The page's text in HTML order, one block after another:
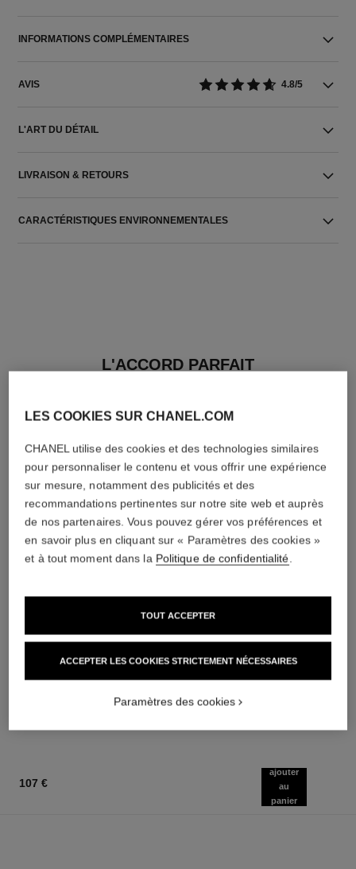
INFORMATIONS COMPLÉMENTAIRES
AVIS 4.8/5
L'ART DU DÉTAIL
LIVRAISON & RETOURS
CARACTÉRISTIQUES ENVIRONNEMENTALES
L'ACCORD PARFAIT
Corps
Réf. 116945
AJOUTER AU PANIER
Réf. 179151
AJOUTER AU PANIER
107 €
ajouter
au
panier
LES COOKIES SUR CHANEL.COM
CHANEL utilise des cookies et des technologies similaires
pour personnaliser le contenu et vous offrir une expérience
sur mesure, notamment des publicités et des
recommandations pertinentes sur notre site web et auprès
de nos partenaires. Vous pouvez gérer vos préférences et
en savoir plus en cliquant sur « Paramètres des cookies »
et à tout moment dans la Politique de confidentialité.
ACCEPTER LES COOKIES STRICTEMENT NÉCESSAIRES
TOUT ACCEPTER
Paramètres des cookies